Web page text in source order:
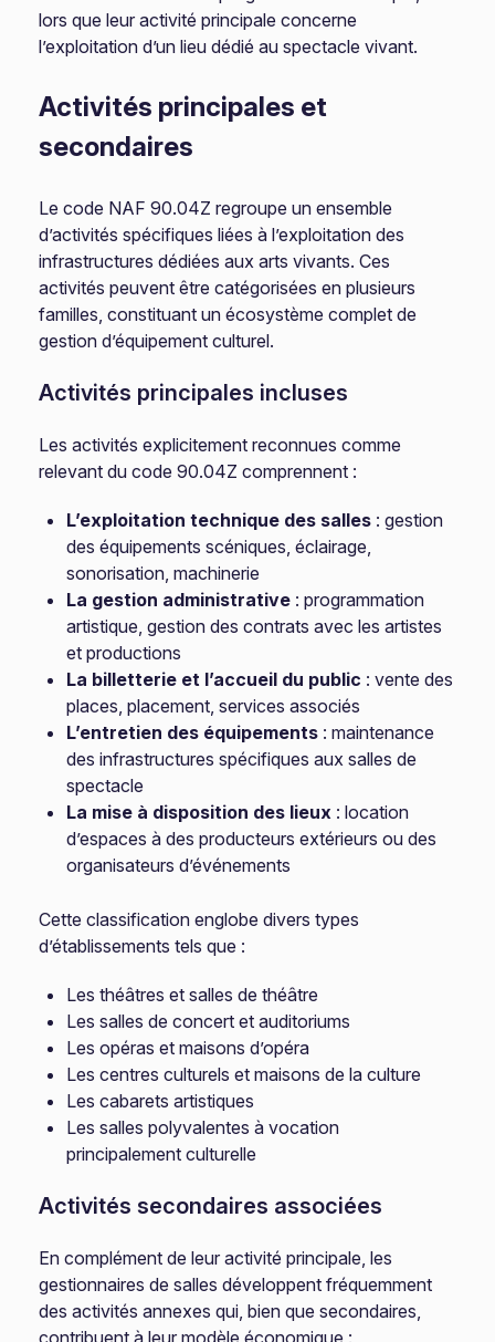
lors que leur activité principale concerne
l’exploitation d’un lieu dédié au spectacle vivant.
Activités principales et
secondaires
Le code NAF 90.04Z regroupe un ensemble
d’activités spécifiques liées à l’exploitation des
infrastructures dédiées aux arts vivants. Ces
activités peuvent être catégorisées en plusieurs
familles, constituant un écosystème complet de
gestion d’équipement culturel.
Activités principales incluses
Les activités explicitement reconnues comme
relevant du code 90.04Z comprennent :
L’exploitation technique des salles : gestion
des équipements scéniques, éclairage,
sonorisation, machinerie
La gestion administrative : programmation
artistique, gestion des contrats avec les artistes
et productions
La billetterie et l’accueil du public : vente des
places, placement, services associés
L’entretien des équipements : maintenance
des infrastructures spécifiques aux salles de
spectacle
La mise à disposition des lieux : location
d’espaces à des producteurs extérieurs ou des
organisateurs d’événements
Cette classification englobe divers types
d’établissements tels que :
Les théâtres et salles de théâtre
Les salles de concert et auditoriums
Les opéras et maisons d’opéra
Les centres culturels et maisons de la culture
Les cabarets artistiques
Les salles polyvalentes à vocation
principalement culturelle
Activités secondaires associées
En complément de leur activité principale, les
gestionnaires de salles développent fréquemment
des activités annexes qui, bien que secondaires,
contribuent à leur modèle économique :